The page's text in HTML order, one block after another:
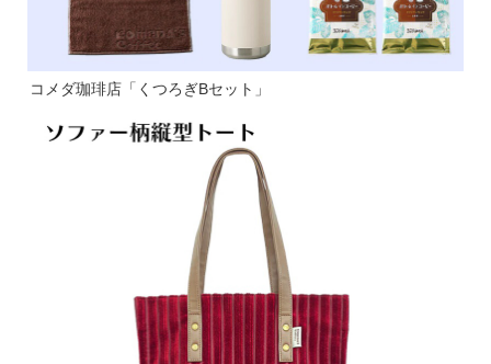
コメダ珈琲店「くつろぎBセット」